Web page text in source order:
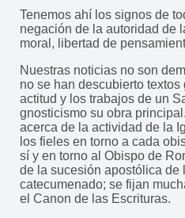
Tenemos ahí los signos de
negación de la autoridad de
moral, libertad de
Nuestras noticias no son
no se han descubierto
actitud y los trabajos de un
gnosticismo su obra
acerca de la actividad de la
los fieles en torno a cada
sí y en torno al Obispo de
de la sucesión apostólica de
catecumenado; se fijan
el Canon de las Escrituras.